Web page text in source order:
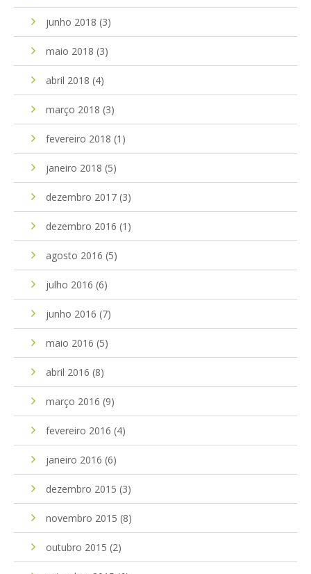
junho 2018 (3)
maio 2018 (3)
abril 2018 (4)
março 2018 (3)
fevereiro 2018 (1)
janeiro 2018 (5)
dezembro 2017 (3)
dezembro 2016 (1)
agosto 2016 (5)
julho 2016 (6)
junho 2016 (7)
maio 2016 (5)
abril 2016 (8)
março 2016 (9)
fevereiro 2016 (4)
janeiro 2016 (6)
dezembro 2015 (3)
novembro 2015 (8)
outubro 2015 (2)